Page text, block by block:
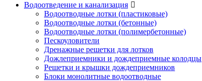
Водоотведение и канализация
Водоотводные лотки (пластиковые)
Водоотводные лотки (бетонные)
Водоотводные лотки (полимербетонные)
Пескоуловители
Дренажные решетки для лотков
Дожлеприемники и дождеприемные колодцы
Решетки и крышки дождеприемников
Блоки монолитные водоотводные